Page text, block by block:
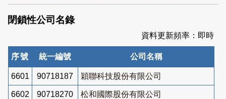
索
閉鎖性公司名錄
資料更新頻率：即時
序號 統一編號 公司名稱
6601 90718187 穎聯科技股份有限公司
6602 90718270 松和國際股份有限公司